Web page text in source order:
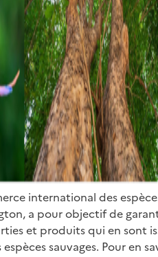
international des
a pour objectif de
et produits qui en sont
sauvages. Pour en